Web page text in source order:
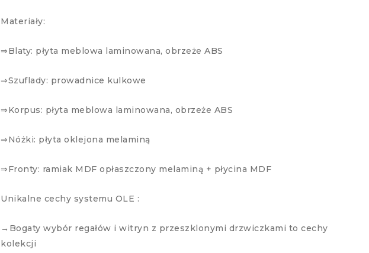
Materiały:
⇒Blaty: płyta meblowa laminowana, obrzeże ABS
⇒Szuflady: prowadnice kulkowe
⇒Korpus: płyta meblowa laminowana, obrzeże ABS
⇒Nóżki: płyta oklejona melaminą
⇒Fronty: ramiak MDF opłaszczony melaminą + płycina MDF
Unikalne cechy systemu OLE :
→Bogaty wybór regałów i witryn z przeszklonymi drzwiczkami to cechy
kolekcji